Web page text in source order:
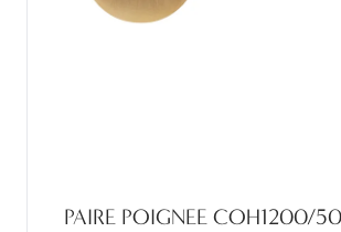
PAIRE POIGNEE COH1200/